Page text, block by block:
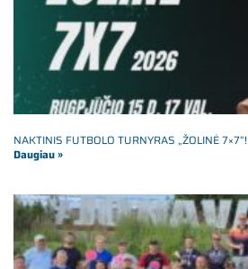
NAKTINIS FUTBOLO TURNYRAS „ŽOLINĖ 7×7”!
Daugiau »